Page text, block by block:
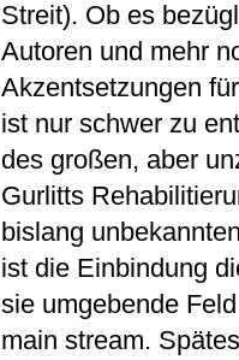
Streit). Ob es
Autoren und mehr
Akzentsetzungen
ist nur schwer zu
des großen, aber
Gurlitts
bislang
ist die Einbindung
sie umgebende
main stream.